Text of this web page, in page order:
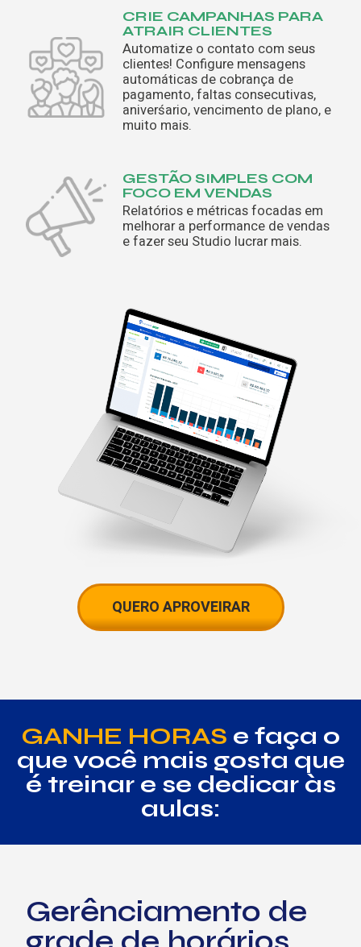
CRIE CAMPANHAS PARA
ATRAIR CLIENTES
Automatize o contato com seus
clientes! Configure mensagens
automáticas de cobrança de
pagamento, faltas consecutivas,
aniverśario, vencimento de plano, e
muito mais.
GESTÃO SIMPLES COM
FOCO EM VENDAS
Relatórios e métricas focadas em
melhorar a performance de vendas
e fazer seu Studio lucrar mais.
QUERO APROVEIRAR
GANHE HORAS e faça o
que você mais gosta que
é treinar e se dedicar às
aulas:
Gerênciamento de